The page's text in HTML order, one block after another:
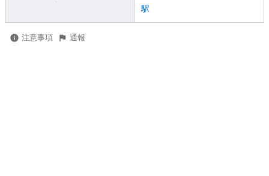
駅
注意事項 通報